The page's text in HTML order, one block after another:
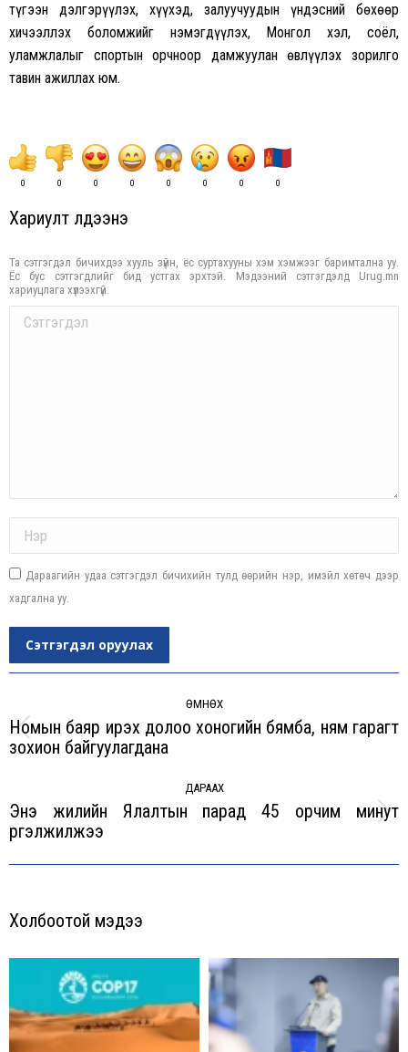
түгээн дэлгэрүүлэх, хүүхэд, залуучуудын үндэсний бөхөөр
хичээллэх боломжийг нэмэгдүүлэх, Монгол хэл, соёл,
уламжлалыг спортын орчноор дамжуулан өвлүүлэх зорилго
тавин ажиллах юм.
0 0 0 0 0 0 0 0
Хариулт үлдээнэ үү
Та сэтгэгдэл бичихдээ хууль зүйн, ёс суртахууны хэм хэмжээг баримтална уу.
Ёс бус сэтгэгдлийг бид устгах эрхтэй. Мэдээний сэтгэгдэлд Urug.mn
хариуцлага хүлээхгүй.
Comment
Дараагийн удаа сэтгэгдэл бичихийн тулд өөрийн нэр, имэйл хөтөч дээр
хадгална уу.
Сэтгэгдэл оруулах
ӨМНӨХ
Previous
Номын баяр ирэх долоо хоногийн бямба, ням гарагт
зохион байгуулагдана
ДАРААХ
Next
Энэ жилийн Ялалтын парад 45 орчим минут
үргэлжилжээ
Холбоотой мэдээ